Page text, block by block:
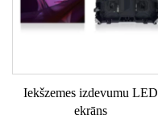
Iekšzemes izdevumu LED
ekrāns